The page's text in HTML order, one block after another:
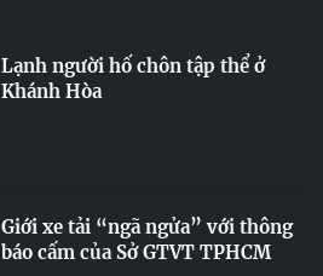
Lạnh người hố chôn tập thể ở
Khánh Hòa
Giới xe tải “ngã ngửa” với thông
báo cấm của Sở GTVT TPHCM